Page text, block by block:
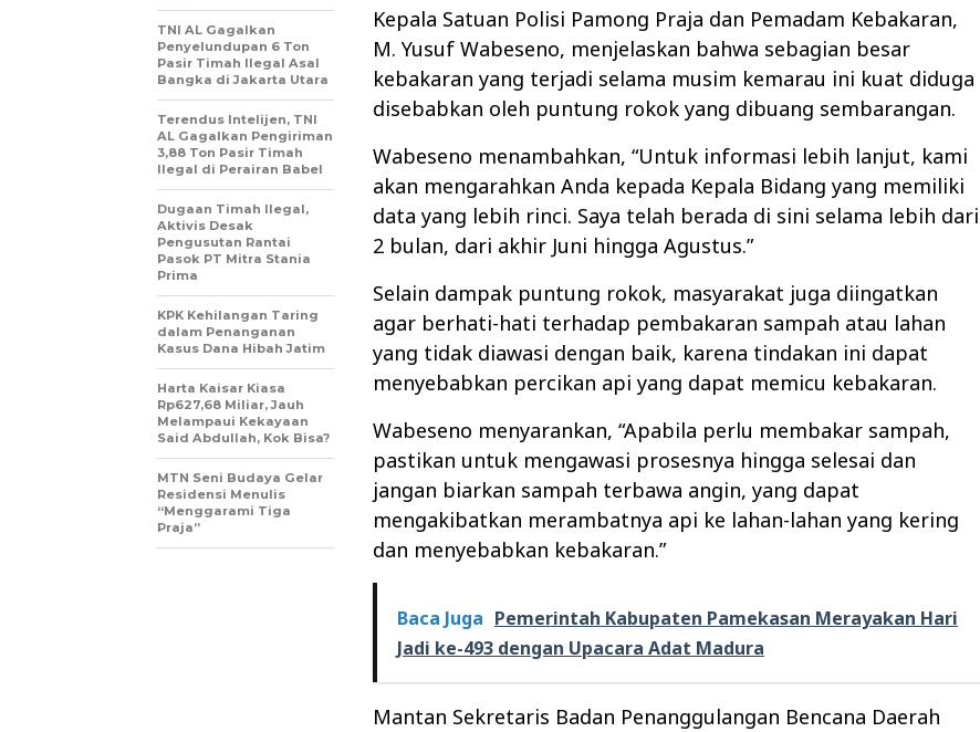
Kepala Satuan Polisi Pamong Praja dan Pemadam Kebakaran,
M. Yusuf Wabeseno, menjelaskan bahwa sebagian besar
kebakaran yang terjadi selama musim kemarau ini kuat diduga
disebabkan oleh puntung rokok yang dibuang sembarangan.
Wabeseno menambahkan, “Untuk informasi lebih lanjut, kami
akan mengarahkan Anda kepada Kepala Bidang yang memiliki
data yang lebih rinci. Saya telah berada di sini selama lebih dari
2 bulan, dari akhir Juni hingga Agustus.”
Selain dampak puntung rokok, masyarakat juga diingatkan
agar berhati-hati terhadap pembakaran sampah atau lahan
yang tidak diawasi dengan baik, karena tindakan ini dapat
menyebabkan percikan api yang dapat memicu kebakaran.
Wabeseno menyarankan, “Apabila perlu membakar sampah,
pastikan untuk mengawasi prosesnya hingga selesai dan
jangan biarkan sampah terbawa angin, yang dapat
mengakibatkan merambatnya api ke lahan-lahan yang kering
dan menyebabkan kebakaran.”
Baca Juga Pemerintah Kabupaten Pamekasan Merayakan Hari
Jadi ke-493 dengan Upacara Adat Madura
Mantan Sekretaris Badan Penanggulangan Bencana Daerah
TNI AL Gagalkan
Penyelundupan 6 Ton
Pasir Timah Ilegal Asal
Bangka di Jakarta Utara
Terendus Intelijen, TNI
AL Gagalkan Pengiriman
3,88 Ton Pasir Timah
Ilegal di Perairan Babel
Dugaan Timah Ilegal,
Aktivis Desak
Pengusutan Rantai
Pasok PT Mitra Stania
Prima
KPK Kehilangan Taring
dalam Penanganan
Kasus Dana Hibah Jatim
Harta Kaisar Kiasa
Rp627,68 Miliar, Jauh
Melampaui Kekayaan
Said Abdullah, Kok Bisa?
MTN Seni Budaya Gelar
Residensi Menulis
“Menggarami Tiga
Praja”